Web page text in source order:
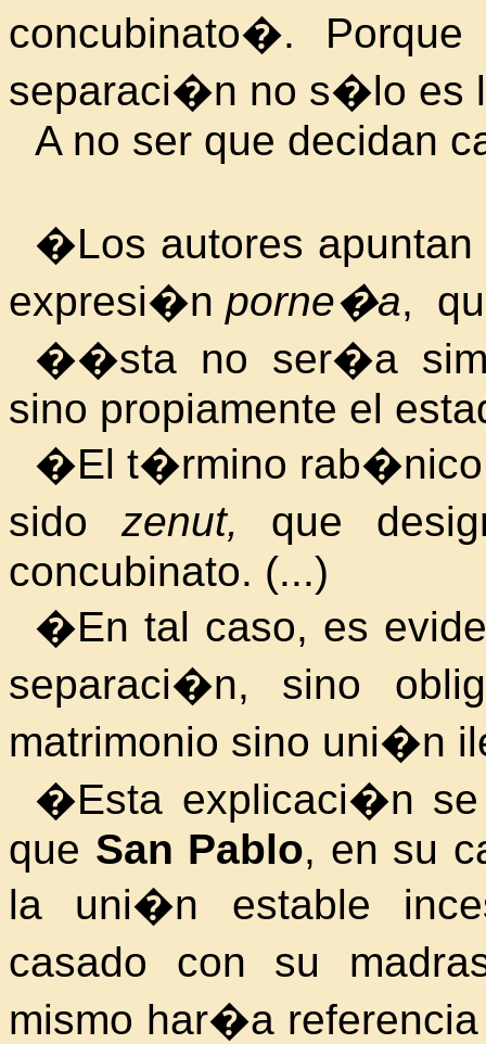
concubinato�.
separaci�n no s�lo es
A no ser que decidan
�Los autores apuntan
expresi�n porne�a,
��sta no ser�a
sino propiamente el
�El t�rmino rab�nico
sido zenut, que
concubinato. (...)
�En tal caso, es
separaci�n, sino
matrimonio sino uni�n
�Esta explicaci�n se
que San Pablo, en su
la uni�n estable
casado con su
mismo har�a